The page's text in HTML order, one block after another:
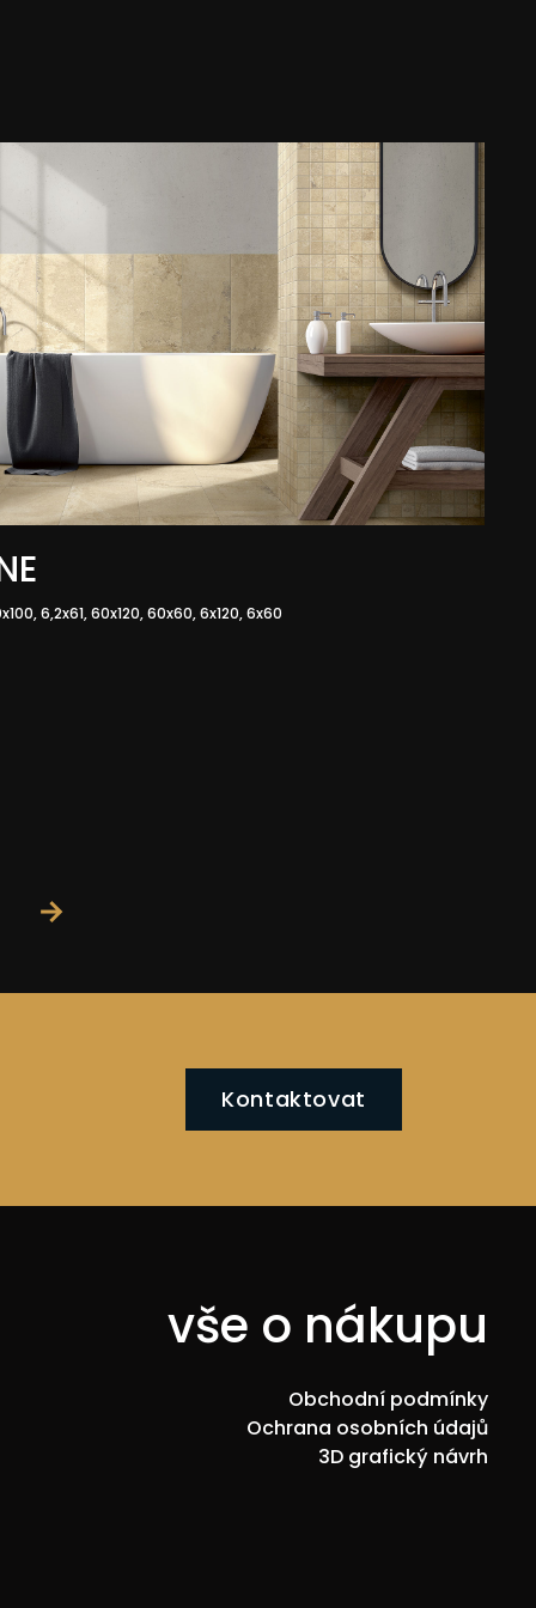
6,2x61, 60x120, 60x60, 6x120, 6x60
→
Kontaktovat
vše o nákupu
Obchodní podmínky
Ochrana osobních údajů
3D grafický návrh